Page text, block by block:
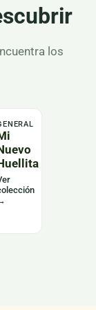
los